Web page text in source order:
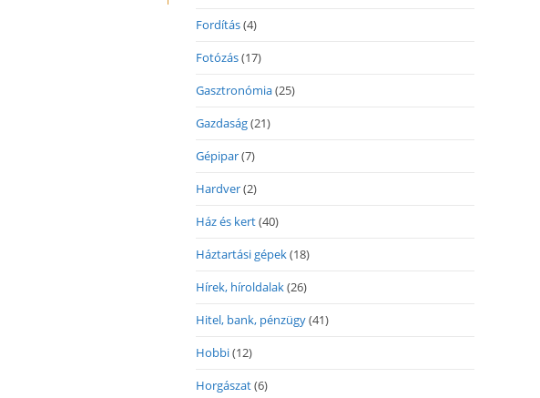
Fordítás(4)
Fotózás(17)
Gasztronómia(25)
Gazdaság(21)
Gépipar(7)
Hardver(2)
Ház és kert(40)
Háztartási gépek(18)
Hírek, híroldalak(26)
Hitel, bank, pénzügy(41)
Hobbi(12)
Horgászat(6)